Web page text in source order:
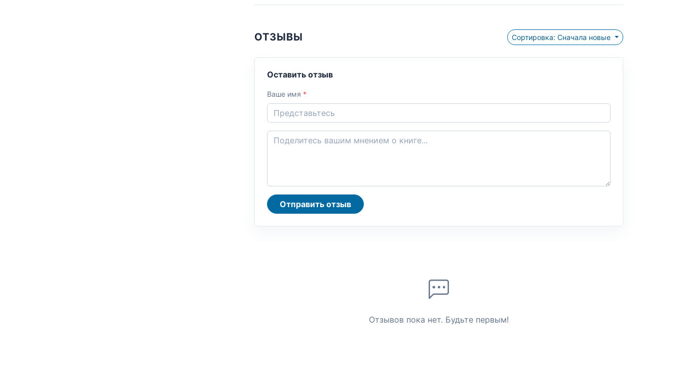
ОТЗЫВЫ Сортировка: Сначала новые
Оставить отзыв
Ваше имя *
Отправить отзыв
Отзывов пока нет. Будьте первым!